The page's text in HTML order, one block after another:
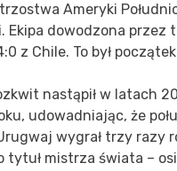
Ameryki
Ekipa dowodzona
z Chile. To był
nastąpił w latach
udowadniając, że
wygrał trzy razy
tytuł mistrza świata –